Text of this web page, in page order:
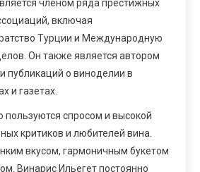
членом ряда престижных
включая
Турции и Международную
Он также является автором
публикаций о виноделии в
и газетах.
пользуются спросом и высокой
критиков и любителей вина.
вкусом, гармоничным букетом
Винарис Ильегет постоянно